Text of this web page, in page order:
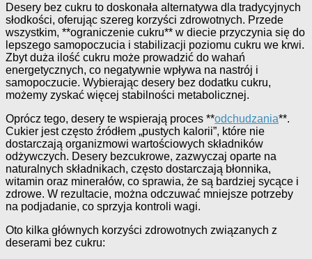
Desery bez cukru to doskonała alternatywa dla tradycyjnych
słodkości, oferując szereg korzyści zdrowotnych. Przede
wszystkim, **ograniczenie cukru** w diecie przyczynia się do
lepszego samopoczucia i stabilizacji poziomu cukru we krwi.
Zbyt duża ilość cukru może prowadzić do wahań
energetycznych, co negatywnie wpływa na nastrój i
samopoczucie. Wybierając desery bez dodatku cukru,
możemy zyskać więcej stabilności metabolicznej.
Oprócz tego, desery te wspierają proces **odchudzania**.
Cukier jest często źródłem „pustych kalorii”, które nie
dostarczają organizmowi wartościowych składników
odżywczych. Desery bezcukrowe, zazwyczaj oparte na
naturalnych składnikach, często dostarczają błonnika,
witamin oraz minerałów, co sprawia, że są bardziej sycące i
zdrowe. W rezultacie, można odczuwać mniejsze potrzeby
na podjadanie, co sprzyja kontroli wagi.
Oto kilka głównych korzyści zdrowotnych związanych z
deserami bez cukru: